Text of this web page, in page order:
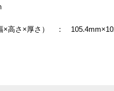
×高さ×厚さ） ：